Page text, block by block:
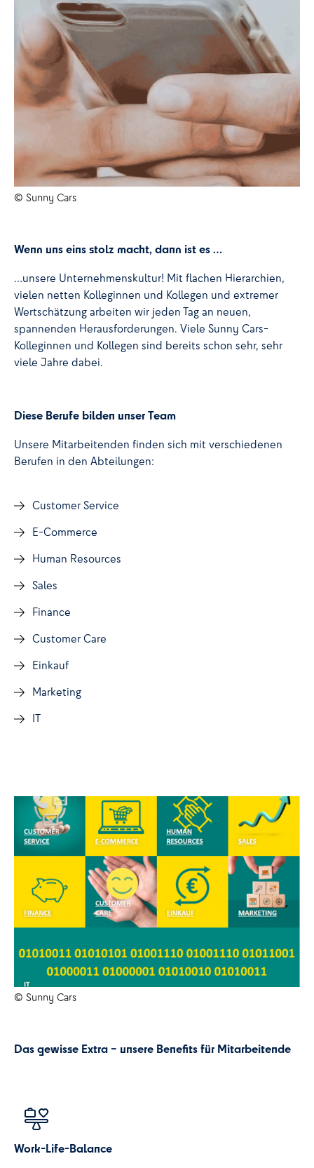
© Sunny Cars
Wenn uns eins stolz macht, dann ist es …
…unsere Unternehmenskultur! Mit flachen Hierarchien,
vielen netten Kolleginnen und Kollegen und extremer
Wertschätzung arbeiten wir jeden Tag an neuen,
spannenden Herausforderungen. Viele Sunny Cars-
Kolleginnen und Kollegen sind bereits schon sehr, sehr
viele Jahre dabei.
© Sunny Cars
Diese Berufe bilden unser Team
Unsere Mitarbeitenden finden sich mit verschiedenen
Berufen in den Abteilungen:
Customer Service
E-Commerce
Human Resources
Sales
Finance
Customer Care
Einkauf
Marketing
IT
Das gewisse Extra – unsere Benefits für Mitarbeitende
Work-Life-Balance